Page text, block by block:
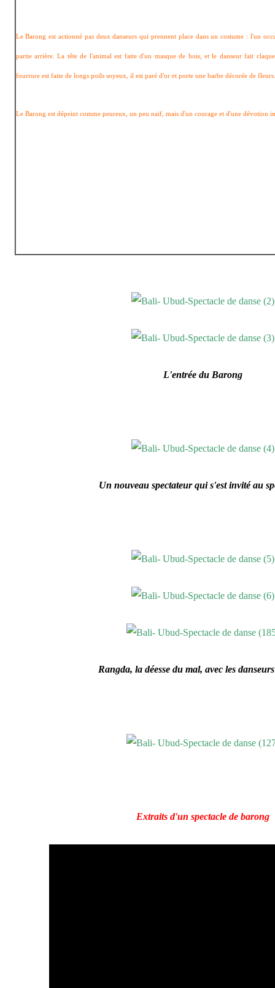
Le Barong est actionné pas deux danseurs qui prennent place dans un costume : l'un
partie arrière. La tête de l'animal est faite d'un masque de bois, et le danseur fait
fourrure est faite de longs poils soyeux, il est paré d'or et porte une barbe décorée de fleurs.
Le Barong est dépeint comme peureux, un peu naif, mais d'un courage et d'une dévotion
L'entrée du Barong
Un nouveau spectateur qui s'est invité au
Rangda, la déesse du mal, avec les
Extraits d'un spectacle de barong